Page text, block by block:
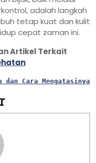
adalah langkah
tetap kuat dan kulit
cepat zaman ini.
Artikel Terkait
dan Cara